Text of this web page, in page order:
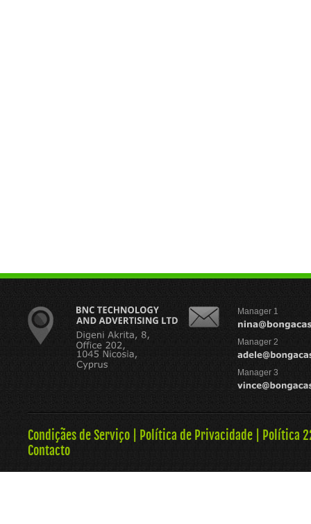
Manager 1
Manager 2
Manager 3
Condiçães de Serviço Política de Privacidade
Política
Contacto